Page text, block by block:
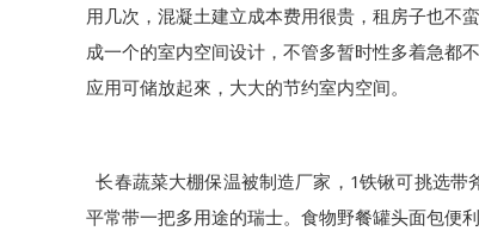
用几次，混凝土建立成本费用很贵，租房子也不
成一个的室内空间设计，不管多暂时性多着急都
应用可储放起來，大大的节约室内空间。
长春蔬菜大棚保温被制造厂家， 1铁锹可挑选带
平常带一把多用途的瑞士。食物野餐罐头面包便